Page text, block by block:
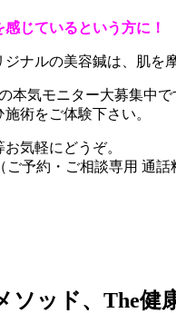
じているという方に！
ジナルの美容鍼は、肌を
本気モニター大募集中で
術をご体験下さい。
気軽にどうぞ。
ご予約・ご相談専用 通話
ソッド、The健